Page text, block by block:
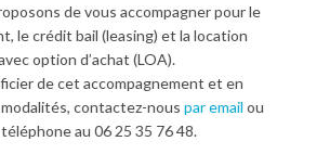
de vous accompagner pour le
le crédit bail (leasing) et la location
avec option d’achat (LOA).
de cet accompagnement et en
contactez-nouspar emailou
au 06 25 35 76 48.